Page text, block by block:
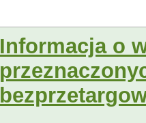
Informacja o